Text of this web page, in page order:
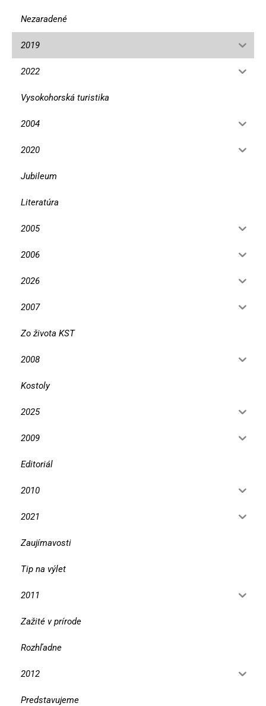
Nezaradené
2019
2022
Vysokohorská turistika
2004
2020
Jubileum
Literatúra
2005
2006
2026
2007
Zo života KST
2008
Kostoly
2025
2009
Editoriál
2010
2021
Zaujímavosti
Tip na výlet
2011
Zažité v prírode
Rozhľadne
2012
Predstavujeme